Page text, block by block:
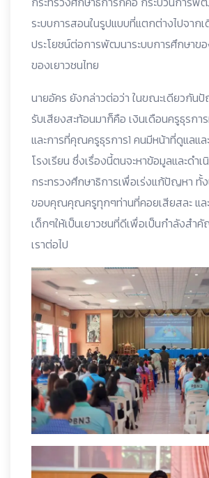
ระบบการสอนในรูปแบบที่แตกต่างไปจากเ
ประโยชน์ต่อการพัฒนาระบบการศึกษาขอ
ของเยาวชนไทย
นายอัคร ยังกล่าวต่อว่า ในขณะเดียวกัน
รับเสียงสะท้อนมาก็คือ เงินเดือนครูธุรกา
และการที่คุณครูธุรการ1 คนมีหน้าที่ดูแลแ
โรงเรียน ซึ่งเรื่องนี้ตนจะหาข้อมูลและดำ
กระทรวงศึกษาธิการเพื่อเร่งแก้ปัญหา ทั้
ขอบคุณคุณครูทุกๆท่านที่คอยเสียสละ แล
เด็กๆให้เป็นเยาวชนที่ดีเพื่อเป็นกำลังสำ
เราต่อไป